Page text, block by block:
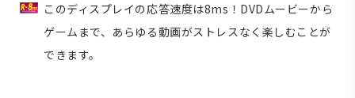
このディスプレイの応答速度は8ms！DVDムービーから
ゲームまで、あらゆる動画がストレスなく楽しむことが
できます。